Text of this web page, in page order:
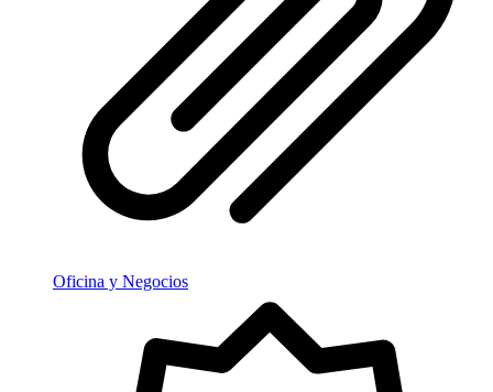
Oficina y Negocios